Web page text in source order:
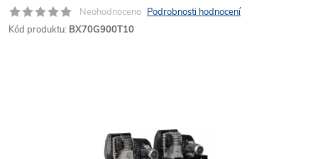
Neohodnoceno Podrobnosti hodnocení
Kód produktu: BX70G900T10